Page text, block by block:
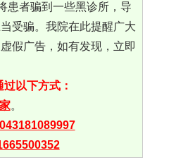
患者骗到一些黑诊所，导
受骗。我院在此提醒广大
假广告，如有发现，立即
以下方式：
。
043181089997